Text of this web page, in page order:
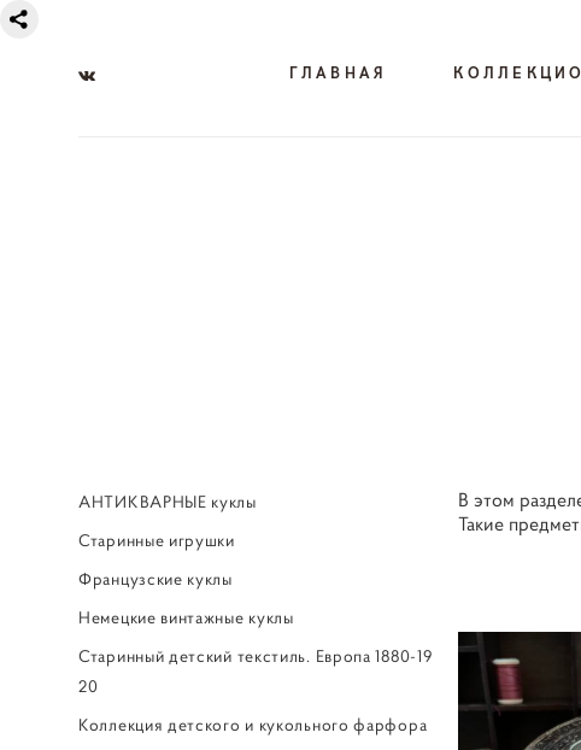
ГЛАВНАЯ
АНТИКВАРНЫЕ куклы
Старинные игрушки
Французские куклы
Немецкие винтажные куклы
Старинный детский текстиль. Европа 1880-19
20
Коллекция детского и кукольного фарфора
В этом
Такие